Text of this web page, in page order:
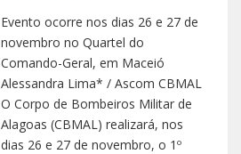
Evento ocorre nos dias 26 e 27 de
novembro no Quartel do
Comando-Geral, em Maceió
Alessandra Lima* / Ascom CBMAL
O Corpo de Bombeiros Militar de
Alagoas (CBMAL) realizará, nos
dias 26 e 27 de novembro, o 1º